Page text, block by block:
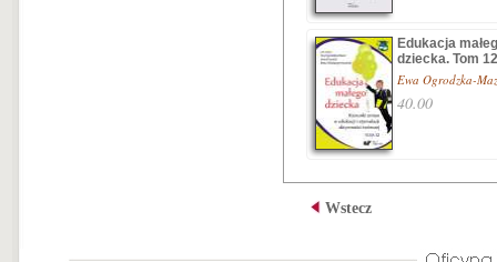
Edukacja
dziecka. Tom 12
Ewa Ogrodzka-
40.00
Wstecz